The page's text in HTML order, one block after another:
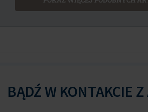
BĄDŹ W KONTAKCIE